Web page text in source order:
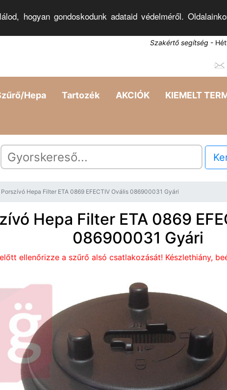
hogyan gondoskodunk adataid védelméről.
Szakértő segítség -
Hepa Tartozék AKCIÓK KIEMELT
Porszívó Hepa Filter ETA 0869 EFECTIV Ovális 086900031 Gyári
Hepa Filter ETA 0869
086900031 Gyári
ellenőrizze a szűrő alsó csatlakozását! Készlethiány,